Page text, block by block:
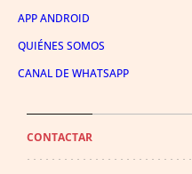
APP ANDROID
QUIÉNES SOMOS
CANAL DE WHATSAPP
CONTACTAR